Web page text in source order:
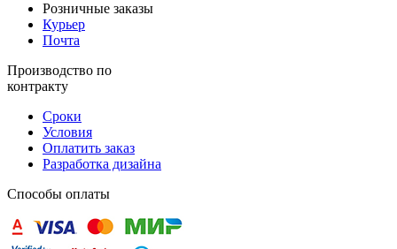
Розничные заказы
Курьер
Почта
Производство по
контракту
Сроки
Условия
Оплатить заказ
Разработка дизайна
Способы оплаты